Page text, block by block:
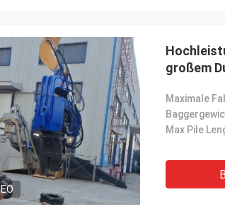
großem
Max Pile